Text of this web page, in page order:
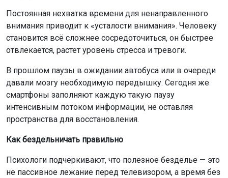
Постоянная нехватка времени для ненаправленного
внимания приводит к «усталости внимания». Человеку
становится всё сложнее сосредоточиться, он быстрее
отвлекается, растет уровень стресса и тревоги.
В прошлом паузы в ожидании автобуса или в очереди
давали мозгу необходимую передышку. Сегодня же
смартфоны заполняют каждую такую паузу
интенсивным потоком информации, не оставляя
пространства для восстановления.
Как бездельничать правильно
Психологи подчеркивают, что полезное безделье — это
не пассивное лежание перед телевизором, а время без